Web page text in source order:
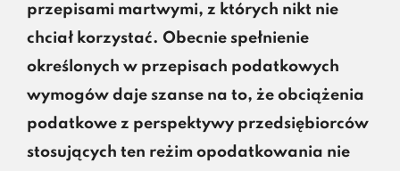
przepisami martwymi, z których nikt nie
chciał korzystać. Obecnie spełnienie
określonych w przepisach podatkowych
wymogów daje szanse na to, że obciążenia
podatkowe z perspektywy przedsiębiorców
stosujących ten reżim opodatkowania nie